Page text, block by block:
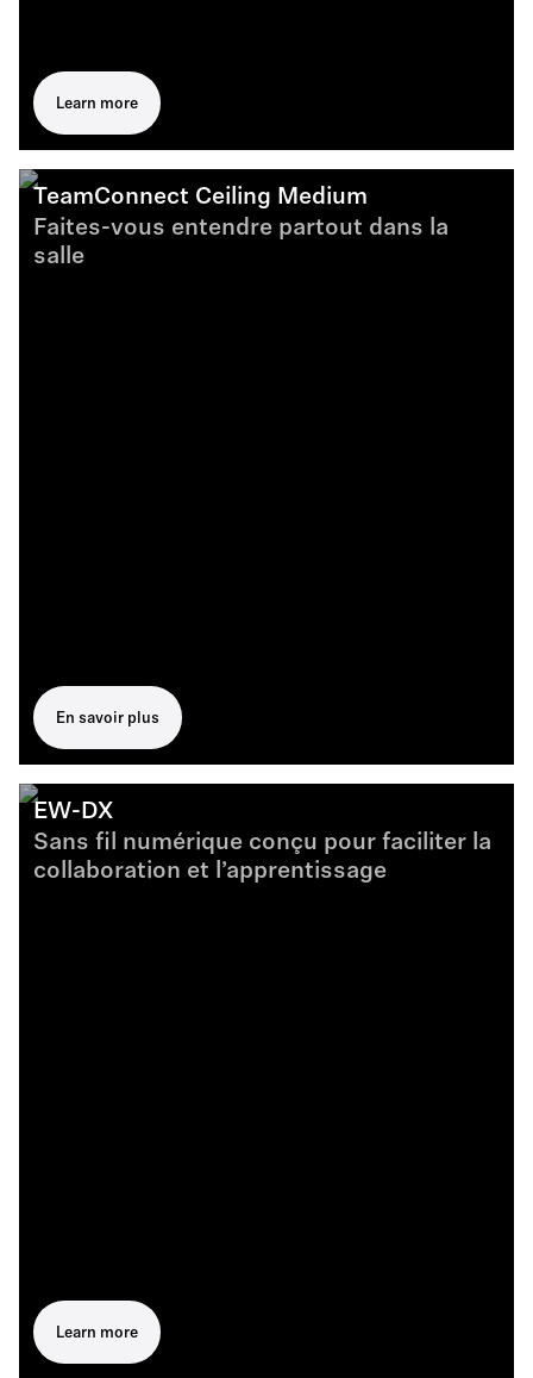
Learn more
TeamConnect Ceiling Medium
Faites-vous entendre partout dans la
salle
En savoir plus
EW-DX
Sans fil numérique conçu pour faciliter la
collaboration et l’apprentissage
Learn more